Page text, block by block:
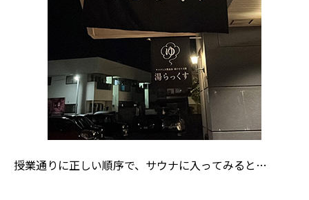
授業通りに正しい順序で、サウナに入ってみると…